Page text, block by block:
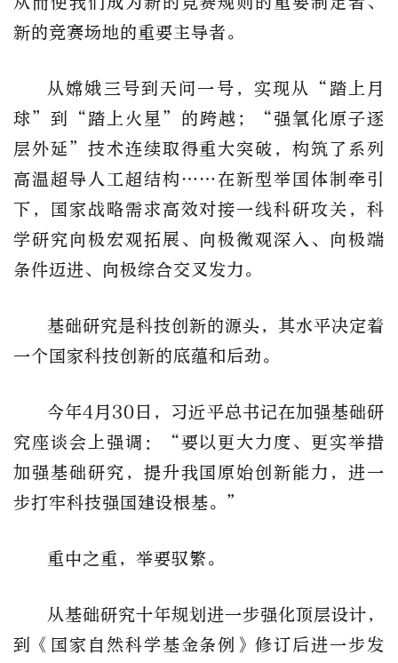
新的竞赛场地的重要主导者。
从嫦娥三号到天问一号，实现从“踏上月
球”到“踏上火星”的跨越；“强氧化原子逐
层外延”技术连续取得重大突破，构筑了系列
高温超导人工超结构……在新型举国体制牵引
下，国家战略需求高效对接一线科研攻关，科
学研究向极宏观拓展、向极微观深入、向极端
条件迈进、向极综合交叉发力。
基础研究是科技创新的源头，其水平决定着
一个国家科技创新的底蕴和后劲。
今年4月30日，习近平总书记在加强基础研
究座谈会上强调：“要以更大力度、更实举措
加强基础研究，提升我国原始创新能力，进一
步打牢科技强国建设根基。”
重中之重，举要驭繁。
从基础研究十年规划进一步强化顶层设计，
到《国家自然科学基金条例》修订后进一步发